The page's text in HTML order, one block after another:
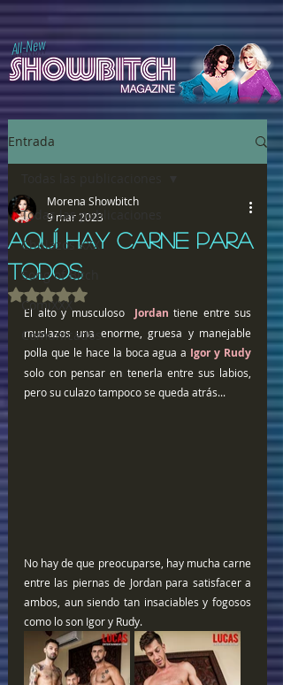
All-New
Entrada
Todas las publicaciones
Chulazos XXX
Song of Bitch
ComiXXX
Comunicados
AQUÍ HAY CARNE PARA
TODOS
Morena Showbitch
9 mar 2023
Obtuvo NaN de 5 estrellas.
El alto y musculoso Jordan tiene entre sus
muslazos una enorme, gruesa y manejable
polla que le hace la boca agua a Igor y Rudy
solo con pensar en tenerla entre sus labios,
pero su culazo tampoco se queda atrás...
No hay de que preocuparse, hay mucha carne
entre las piernas de Jordan para satisfacer a
ambos, aun siendo tan insaciables y fogosos
como lo son Igor y Rudy.